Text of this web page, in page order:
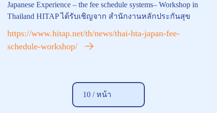
Japanese Experience – the fee schedule systems– Workshop in
Thailand HITAP ได้รับเชิญจาก สำนักงานหลักประกันสุข
https://www.hitap.net/th/news/thai-hta-japan-fee-
schedule-workshop/
10 / หน้า